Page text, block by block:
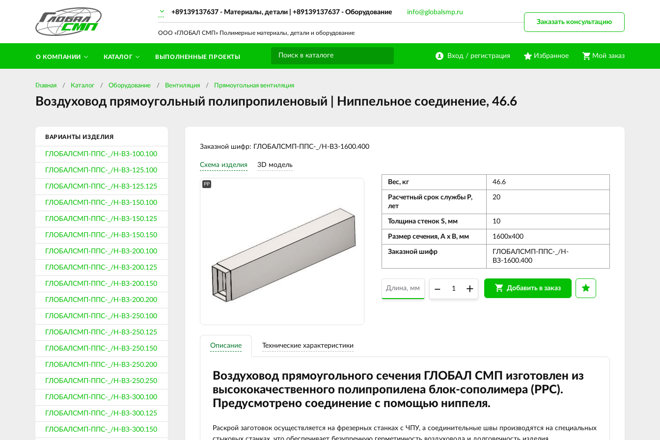
ООО «ГЛОБАЛ СМП» Полимерные материалы, детали и оборудование
+89139137637 - Материалы, детали | +89139137637 - Оборудование info@globalsmp.ru
Вход / регистрация Избранное Мой заказ
О КОМПАНИИ КАТАЛОГ ВЫПОЛНЕННЫЕ ПРОЕКТЫ
Заказать консультацию
Главная Каталог Оборудование Вентиляция Прямоугольная вентиляция
Воздуховод прямоугольный полипропиленовый | Ниппельное соединение, 46.6
ВАРИАНТЫ ИЗДЕЛИЯ
ГЛОБАЛСМП-ППС-_/Н-ВЗ-100.100
ГЛОБАЛСМП-ППС-_/Н-ВЗ-125.100
ГЛОБАЛСМП-ППС-_/Н-ВЗ-125.125
ГЛОБАЛСМП-ППС-_/Н-ВЗ-150.100
ГЛОБАЛСМП-ППС-_/Н-ВЗ-150.125
ГЛОБАЛСМП-ППС-_/Н-ВЗ-150.150
ГЛОБАЛСМП-ППС-_/Н-ВЗ-200.100
ГЛОБАЛСМП-ППС-_/Н-ВЗ-200.125
ГЛОБАЛСМП-ППС-_/Н-ВЗ-200.150
ГЛОБАЛСМП-ППС-_/Н-ВЗ-200.200
ГЛОБАЛСМП-ППС-_/Н-ВЗ-250.100
ГЛОБАЛСМП-ППС-_/Н-ВЗ-250.125
ГЛОБАЛСМП-ППС-_/Н-ВЗ-250.150
ГЛОБАЛСМП-ППС-_/Н-ВЗ-250.200
ГЛОБАЛСМП-ППС-_/Н-ВЗ-250.250
ГЛОБАЛСМП-ППС-_/Н-ВЗ-300.100
ГЛОБАЛСМП-ППС-_/Н-ВЗ-300.125
ГЛОБАЛСМП-ППС-_/Н-ВЗ-300.150
Заказной шифр: ГЛОБАЛСМП-ППС-_/Н-ВЗ-1600.400
Схема изделия 3D модель
PP Вес, кг 46.6
Расчетный срок службы Р,
лет
20
Толщина стенок S, мм 10
Размер сечения, А х В, мм 1600х400
Заказной шифр
ГЛОБАЛСМП-ППС-_/Н-
ВЗ-1600.400
– + Добавить в заказ
Описание Технические характеристики
Воздуховод прямоугольного сечения ГЛОБАЛ СМП изготовлен из
высококачественного полипропилена блок-сополимера (РРС).
Предусмотрено соединение с помощью ниппеля.
Раскрой заготовок осуществляется на фрезерных станках с ЧПУ, а соединительные швы производятся на специальных